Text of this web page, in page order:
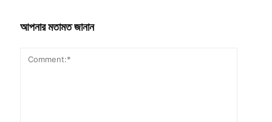
আপনার মতামত জানান